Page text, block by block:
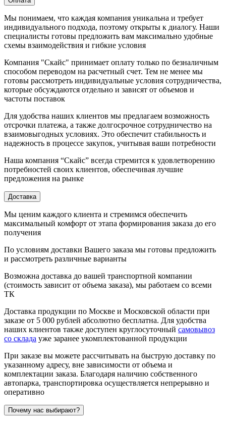
Мы понимаем, что каждая компания уникальна и требует
индивидуального подхода, поэтому открыты к диалогу. Наши
специалисты готовы предложить вам максимально удобные
схемы взаимодействия и гибкие условия
Компания "Скайс" принимает оплату только по безналичным
способом переводом на расчетный счет. Тем не менее мы
готовы рассмотреть индивидуальные условия сотрудничества,
которые обсуждаются отдельно и зависят от объемов и
частоты поставок
Для удобства наших клиентов мы предлагаем возможность
отсрочки платежа, а также долгосрочное сотрудничество на
взаимовыгодных условиях. Это обеспечит стабильность и
надежность в процессе закупок, учитывая ваши потребности
Наша компания “Скайс” всегда стремится к удовлетворению
потребностей своих клиентов, обеспечивая лучшие
предложения на рынке
Доставка
Мы ценим каждого клиента и стремимся обеспечить
максимальный комфорт от этапа формирования заказа до его
получения
По условиям доставки Вашего заказа мы готовы предложить
и рассмотреть различные варианты
Возможна доставка до вашей транспортной компании
(стоимость зависит от объема заказа), мы работаем со всеми
ТК
Доставка продукции по Москве и Московской области при
заказе от 5 000 рублей абсолютно бесплатна. Для удобства
наших клиентов также доступен круглосуточный самовывоз
со склада уже заранее укомплектованной продукции
При заказе вы можете рассчитывать на быструю доставку по
указанному адресу, вне зависимости от объема и
комплектации заказа. Благодаря наличию собственного
автопарка, транспортировка осуществляется непрерывно и
оперативно
Почему нас выбирают?